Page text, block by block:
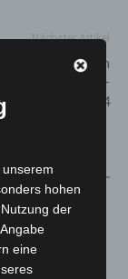
Nächster Artikel
werden die Uhren
zurückgestellt –
Winterzeit 2024
Roten
hohen
der
eine